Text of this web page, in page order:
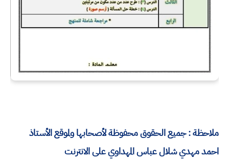
ملاحظة : جميع الحقوق محفوظة لأصحابها ولموقع الأستاذ
احمد مهدي شلال عباس المهداوي على الانترنت